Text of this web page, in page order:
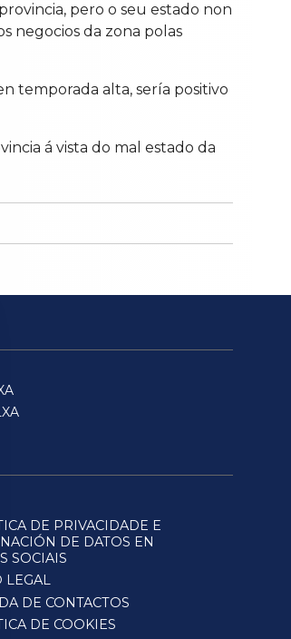
pero o seu estado non
negocios da zona polas
temporada alta, sería positivo
á vista do mal estado da
DE PRIVACIDADE E
DE DATOS EN
SOCIAIS
LEGAL
DE CONTACTOS
DE COOKIES